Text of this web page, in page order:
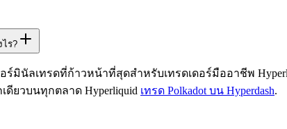
ร?
อร์มินัลเทรดที่ก้าวหน้าที่สุดสำหรับเทรดเดอร์มืออาชีพ
ดียวบนทุกตลาด Hyperliquid เทรด Polkadot บน Hyperdash.